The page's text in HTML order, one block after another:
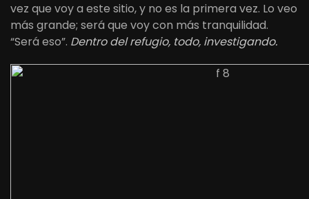
vez que voy a este sitio, y no es la primera vez. Lo veo
más grande; será que voy con más tranquilidad.
“Será eso”. Dentro del refugio, todo, investigando.